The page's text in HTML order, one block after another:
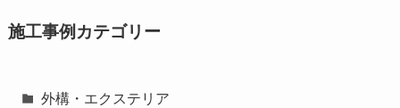
施工事例カテゴリー
外構・エクステリア